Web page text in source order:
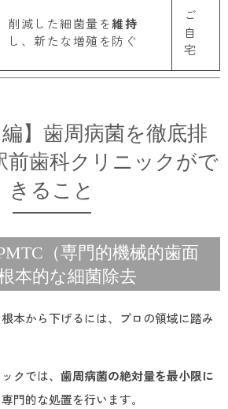
削減した細菌量を維持
し、新たな増殖を防ぐ
ご
自
宅
編】歯周病菌を徹底排
前歯科クリニックがで
きること
（専門的機械的歯面
本的な細菌除去
本から下げるには、プロの領域に踏み
クでは、 歯周病菌の絶対量を最小限に
門的な処置を行います。